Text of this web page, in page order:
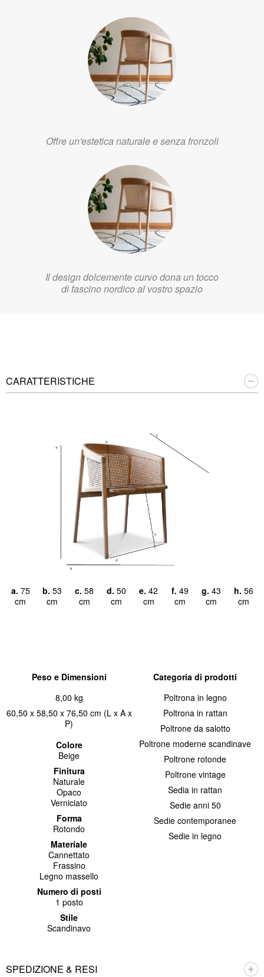
Offre un'estetica naturale e senza fronzoli
Il design dolcemente curvo dona un tocco
di fascino nordico al vostro spazio
CARATTERISTICHE
a. 75
cm
b. 53
cm
c. 58
cm
d. 50
cm
e. 42
cm
f. 49
cm
g. 43
cm
h. 56
cm
Peso e Dimensioni
8,00 kg
60,50 x 58,50 x 76,50 cm (L x A x
P)
Colore
Beige
Finitura
Naturale
Opaco
Verniciato
Forma
Rotondo
Materiale
Cannettato
Frassino
Legno massello
Numero di posti
1 posto
Stile
Scandinavo
Categoria di prodotti
Poltrona in legno
Poltrona in rattan
Poltrone da salotto
Poltrone moderne scandinave
Poltrone rotonde
Poltrone vintage
Sedia in rattan
Sedie anni 50
Sedie contemporanee
Sedie in legno
SPEDIZIONE & RESI